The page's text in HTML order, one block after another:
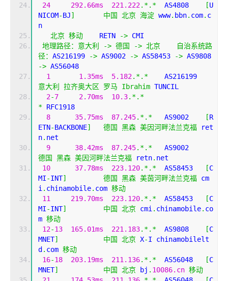
24
292.66ms 221.222.*.*
  AS4808
[U
NICOM-BJ] 中国 北京 海淀 www. bbn. com. c
n
北京 移动
    RETN
-> CMI
地理路径：意大利
-> 德国 -> 北京
自治系统路
径： AS216199 -> AS9002 -> AS58453 ->
-> AS56048
1
1.35ms 5.182.*.*
意大利
拉齐奥大区 罗马 Ibrahim TUNCIL
2-7 2.70ms 10.3.*.*
* RFC1918
8
35.75ms 87.245.*.*
   AS9002
[R
ETN-BACKBONE] 德国 黑森 美因河畔法兰克福 ret
n. net
9
38.42ms 87.245.*.*
德国
黑森 美因河畔法兰克福 retn. net
10
37.78ms 223.120.*.*
  AS58453
[C
MI-INT] 德国 黑森 美茵河畔法兰克福 cm
i . chinamobile. com 移动
11
219.70ms 223.120.*.*
  AS58453
[C
MI-INT] 中国 北京 cmi . chinamobile. co
m 移动
12-13 165.01ms 221.183.*.*
  AS9808
[C
MNET] 中国 北京 X-I chinamobilelt
d . com 移动
16-18 203.19ms 211.136.*.*
  AS56048
[C
MNET] 中国 北京 bj . 10086.cn 移动